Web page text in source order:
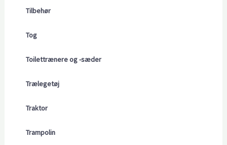
Tilbehør
Tog
Toilettrænere og -sæder
Trælegetøj
Traktor
Trampolin